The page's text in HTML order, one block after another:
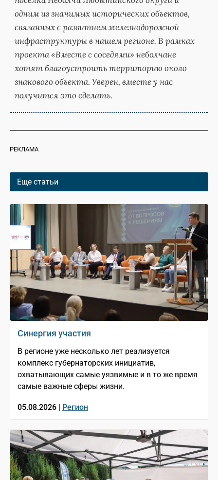
одним из значимых исторических объектов,
связанных с развитием железнодорожной
инфраструктуры в нашем регионе. В рамках
проекта «Вместе с соседями» неболчане
хотят благоустроить территорию около
знакового объекта. Уверен, вместе у нас
получится это сделать.
РЕКЛАМА
Еще статьи
Синергия участия
В регионе уже несколько лет реализуется
комплекс губернаторских инициатив,
охватывающих самые уязвимые и в то же время
самые важные сферы жизни.
05.08.2026 | Регион